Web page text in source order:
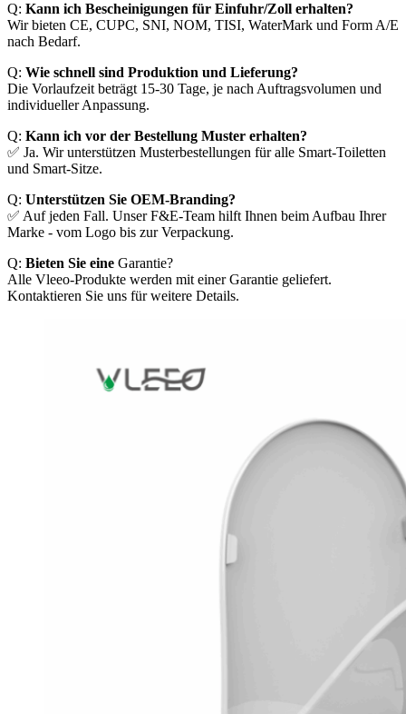
Q: Kann ich Bescheinigungen für Einfuhr/Zoll erhalten?
Wir bieten CE, CUPC, SNI, NOM, TISI, WaterMark und Form A/E
nach Bedarf.
Q: Wie schnell sind Produktion und Lieferung?
Die Vorlaufzeit beträgt 15-30 Tage, je nach Auftragsvolumen und
individueller Anpassung.
Q: Kann ich vor der Bestellung Muster erhalten?
✅ Ja. Wir unterstützen Musterbestellungen für alle Smart-Toiletten
und Smart-Sitze.
Q: Unterstützen Sie OEM-Branding?
✅ Auf jeden Fall. Unser F&E-Team hilft Ihnen beim Aufbau Ihrer
Marke - vom Logo bis zur Verpackung.
Q: Bieten Sie eine Garantie?
Alle Vleeo-Produkte werden mit einer Garantie geliefert.
Kontaktieren Sie uns für weitere Details.